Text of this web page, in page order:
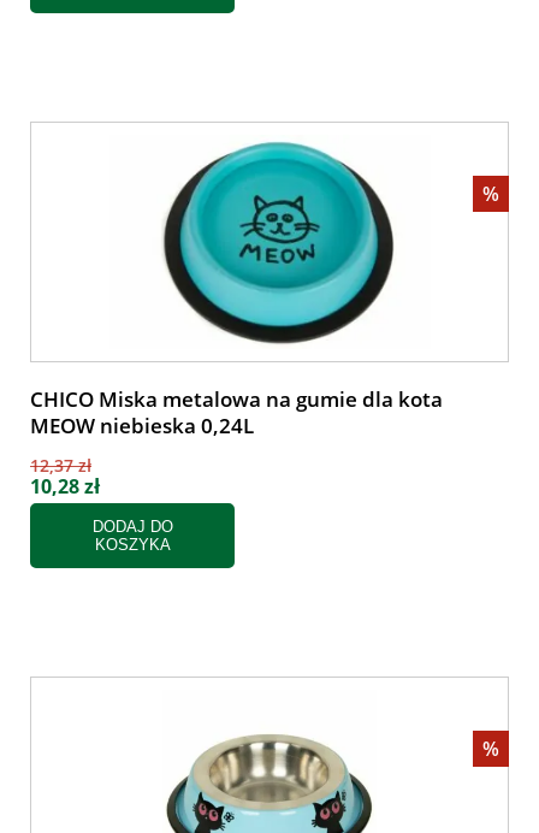
%
CHICO Miska metalowa na gumie dla kota
MEOW niebieska 0,24L
12,37 zł
10,28 zł
DODAJ DO
KOSZYKA
%